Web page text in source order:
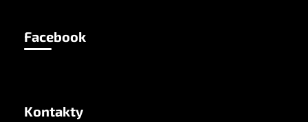
Facebook
Kontakty